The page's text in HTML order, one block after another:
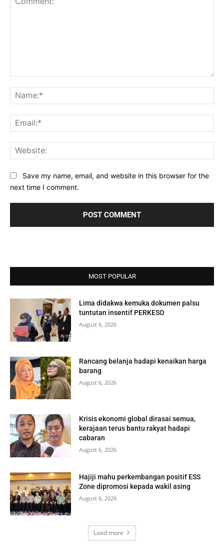
Save my name, email, and website in this browser for the
next time I comment.
MOST POPULAR
Lima didakwa kemuka dokumen palsu
tuntutan insentif PERKESO
August 6, 2026
Rancang belanja hadapi kenaikan harga
barang
August 6, 2026
Krisis ekonomi global dirasai semua,
kerajaan terus bantu rakyat hadapi
cabaran
August 6, 2026
Hajiji mahu perkembangan positif ESS
Zone dipromosi kepada wakil asing
August 6, 2026
Load more